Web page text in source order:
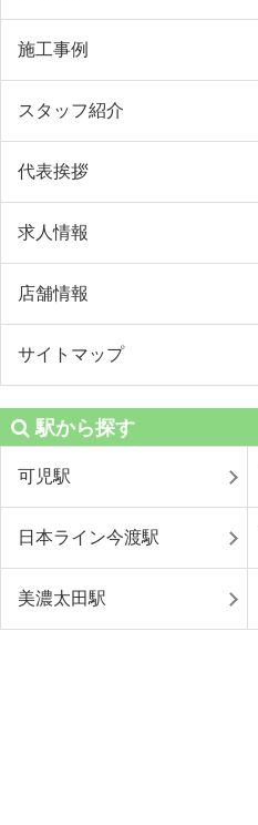
施工事例
スタッフ紹介
代表挨拶
求人情報
店舗情報
サイトマップ
駅から探す
可児駅
日本ライン今渡駅
美濃太田駅